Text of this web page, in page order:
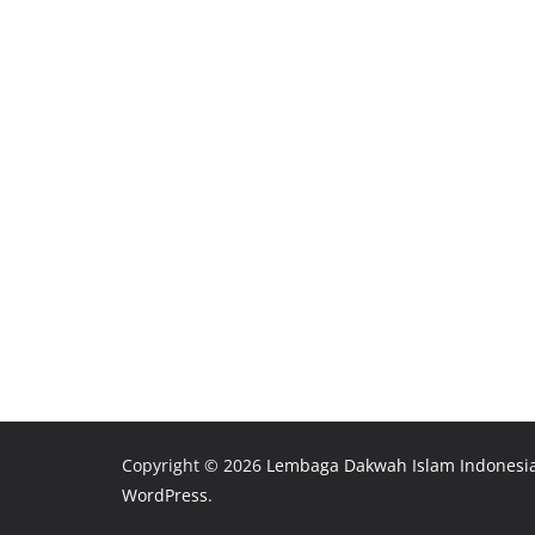
Copyright © 2026 Lembaga Dakwah Islam
WordPress.